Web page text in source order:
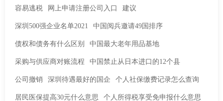
容易逃税 网上申请注册公司入口 建议
深圳500强企业名单2021 中国阅兵邀请49国排序
债权和债务有什么区别 中国最大老年用品基地
采购与供应商对账流程 中国禁止从日本进口的12个县
公司撤销 深圳待遇最好的国企 个人社保缴费记录怎么查询
居民医保提高30元什么意思 个人所得税享受免申报什么意思